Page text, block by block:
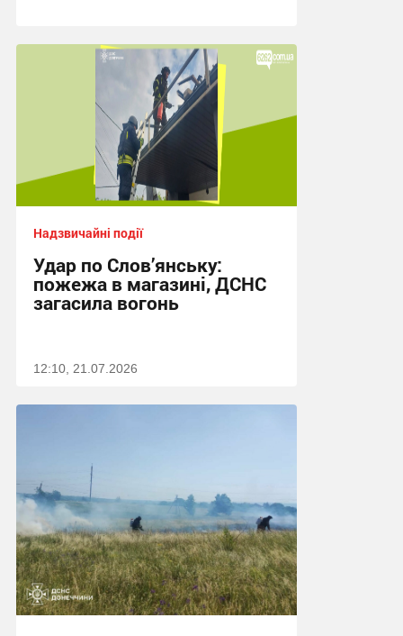
Надзвичайні події
Удар по Слов’янську:
пожежа в магазині, ДСНС
загасила вогонь
12:10, 21.07.2026